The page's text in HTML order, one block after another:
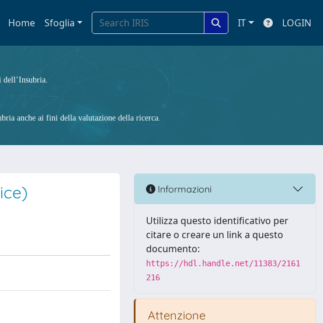
Home Sfoglia IT LOGIN
anche ai fini della valutazione della ricerca.
Informazioni
Utilizza questo identificativo per
citare o creare un link a questo
documento:
https://hdl.handle.net/11383/2161
216
Attenzione